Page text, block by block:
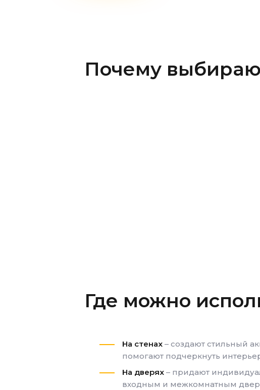
Почему
Где можно
На стенах – создают стильный
помогают подчеркнуть
На дверях – придают
входным и межкомнатным